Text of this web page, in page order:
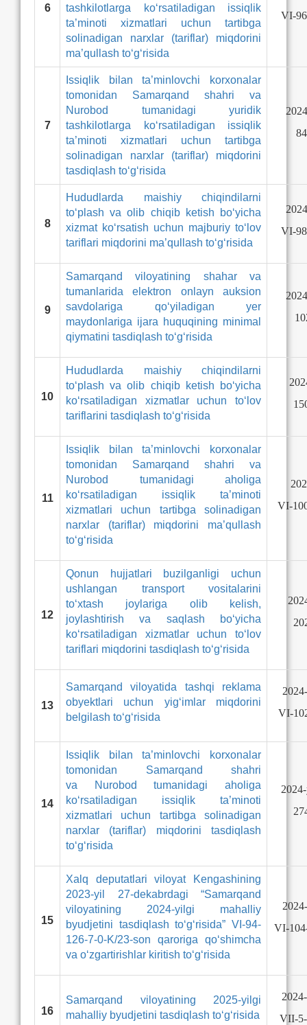
6
tashkilotlarga ko‘rsatiladigan issiqlik
ta’minoti xizmatlari uchun tartibga
solinadigan narxlar (tariflar) miqdorini
ma’qullash to‘g‘risida
VI-
7
Issiqlik bilan ta’minlovchi korxonalar
tomonidan Samarqand shahri va
Nurobod tumanidagi yuridik
tashkilotlarga ko‘rsatiladigan issiqlik
ta’minoti xizmatlari uchun tartibga
solinadigan narxlar (tariflar) miqdorini
tasdiqlash to‘g‘risida
8
Hududlarda maishiy chiqindilarni
to‘plash va olib chiqib ketish bo‘yicha
xizmat ko‘rsatish uchun majburiy to‘lov
tariflari miqdorini ma’qullash to‘g‘risida
VI-
9
Samarqand viloyatining shahar va
tumanlarida elektron onlayn auksion
savdolariga qo‘yiladigan yеr
maydonlariga ijara huquqining minimal
qiymatini tasdiqlash to‘g‘risida
10
Hududlarda maishiy chiqindilarni
to‘plash va olib chiqib ketish bo‘yicha
koʻrsatiladigan xizmatlar uchun to‘lov
tariflarini tasdiqlash to‘g‘risida
11
Issiqlik bilan ta’minlovchi korxonalar
tomonidan Samarqand shahri va
Nurobod tumanidagi aholiga
ko‘rsatiladigan issiqlik ta’minoti
xizmatlari uchun tartibga solinadigan
narxlar (tariflar) miqdorini ma’qullash
to‘g‘risida
VI-
12
Qonun hujjatlari buzilganligi uchun
ushlangan transport vositalarini
to‘xtash joylariga olib kelish,
joylashtirish va saqlash bo‘yicha
ko‘rsatiladigan xizmatlar uchun to‘lov
tariflari miqdorini tasdiqlash to‘g‘risida
13
Samarqand viloyatida tashqi reklama
obyektlari uchun yig‘imlar miqdorini
belgilash to‘g‘risida
VI-
14
Issiqlik bilan ta’minlovchi korxonalar
tomonidan Samarqand shahri
va Nurobod tumanidagi aholiga
ko‘rsatiladigan issiqlik ta’minoti
xizmatlari uchun tartibga solinadigan
narxlar (tariflar) miqdorini tasdiqlash
to‘g‘risida
15
Xalq deputatlari viloyat Kengashining
2023-yil 27-dekabrdagi “Samarqand
viloyatining 2024-yilgi mahalliy
byudjetini tasdiqlash to‘g‘risida” VI-94-
126-7-0-K/23-son qaroriga qo‘shimcha
va o‘zgartirishlar kiritish to‘g‘risida
VI-
16
Samarqand viloyatining 2025-yilgi
mahalliy byudjetini tasdiqlash to‘g‘risida
VII-